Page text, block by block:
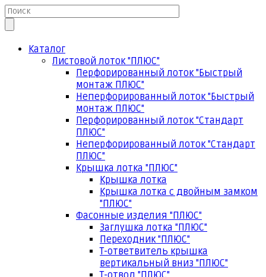
Каталог
Листовой лоток "ПЛЮС"
Перфорированный лоток "Быстрый
монтаж ПЛЮС"
Неперфорированный лоток "Быстрый
монтаж ПЛЮС"
Перфорированный лоток "Стандарт
ПЛЮС"
Неперфорированный лоток "Стандарт
ПЛЮС"
Крышка лотка "ПЛЮС"
Крышка лотка
Крышка лотка с двойным замком
"ПЛЮС"
Фасонные изделия "ПЛЮС"
Заглушка лотка "ПЛЮС"
Переходник "ПЛЮС"
Т-ответвитель крышка
вертикальный вниз "ПЛЮС"